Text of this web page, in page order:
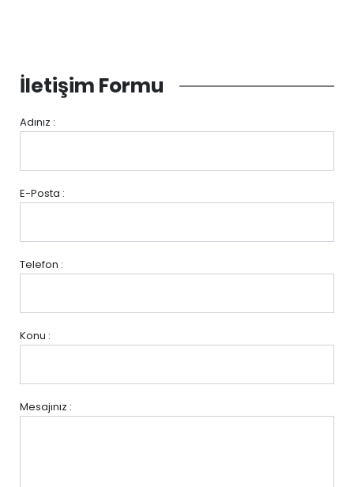
İletişim Formu
Adınız :
E-Posta :
Telefon :
Konu :
Mesajınız :